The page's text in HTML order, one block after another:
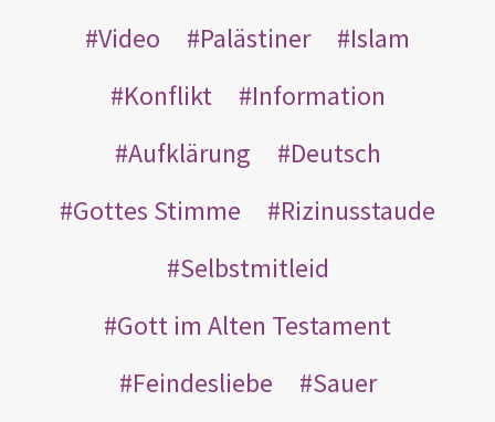
Video
Palästiner
Islam
Konflikt
Information
Aufklärung
Deutsch
Gottes Stimme
Rizinusstaude
Selbstmitleid
Gott im Alten Testament
Feindesliebe
Sauer